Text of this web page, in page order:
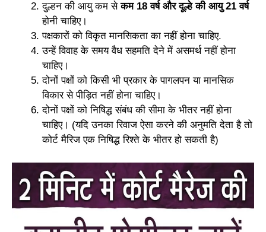
दुल्हन की आयु कम सेकम 18 वर्ष और दूल्हे की आयु 21 वर्ष
होनी चाहिए।
पक्षकारों को विकृत मानसिकता का नहीं होना चाहिए.
उन्हें विवाह के समय वैध सहमति देने में असमर्थ नहीं होना
चाहिए।
दोनों पक्षों को किसी भी प्रकार के पागलपन या मानसिक
विकार से पीड़ित नहीं होना चाहिए।
दोनों पक्षों को निषिद्ध संबंध की सीमा के भीतर नहीं होना
चाहिए। (यदि उनका रिवाज ऐसा करने की अनुमति देता है तो
कोर्ट मैरिज एक निषिद्ध रिश्ते के भीतर हो सकती है)